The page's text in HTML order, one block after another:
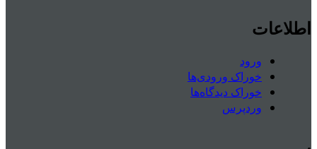
اطلاعات
ورود
خوراک ورودی‌ها
خوراک دیدگاه‌ها
وردپرس
.